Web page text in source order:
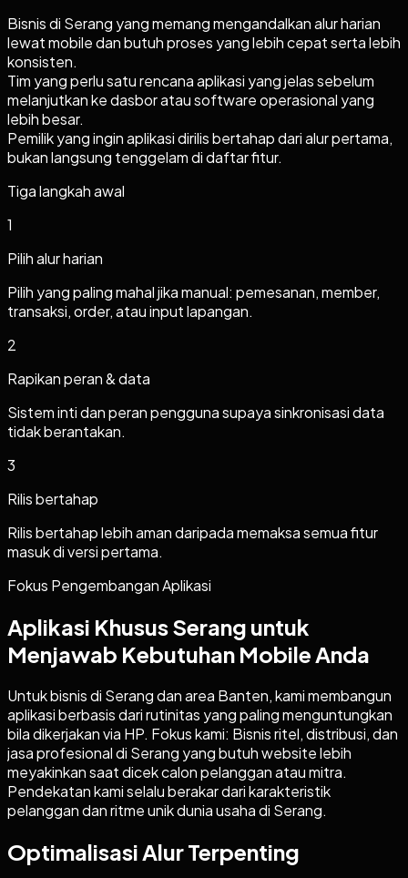
Bisnis di Serang yang memang mengandalkan alur harian
lewat mobile dan butuh proses yang lebih cepat serta lebih
konsisten.
Tim yang perlu satu rencana aplikasi yang jelas sebelum
melanjutkan ke dasbor atau software operasional yang
lebih besar.
Pemilik yang ingin aplikasi dirilis bertahap dari alur pertama,
bukan langsung tenggelam di daftar fitur.
Tiga langkah awal
1
Pilih alur harian
Pilih yang paling mahal jika manual: pemesanan, member,
transaksi, order, atau input lapangan.
2
Rapikan peran & data
Sistem inti dan peran pengguna supaya sinkronisasi data
tidak berantakan.
3
Rilis bertahap
Rilis bertahap lebih aman daripada memaksa semua fitur
masuk di versi pertama.
Fokus Pengembangan Aplikasi
Aplikasi Khusus Serang untuk
Menjawab Kebutuhan Mobile Anda
Untuk bisnis di Serang dan area Banten, kami membangun
aplikasi berbasis dari rutinitas yang paling menguntungkan
bila dikerjakan via HP. Fokus kami: Bisnis ritel, distribusi, dan
jasa profesional di Serang yang butuh website lebih
meyakinkan saat dicek calon pelanggan atau mitra.
Pendekatan kami selalu berakar dari karakteristik
pelanggan dan ritme unik dunia usaha di Serang.
Optimalisasi Alur Terpenting